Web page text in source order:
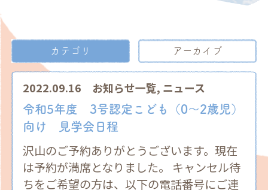
カテゴリ アーカイブ
2022.09.16 お知らせ一覧, ニュース
令和5年度 3号認定こども（0～2歳児）
向け 見学会日程
沢山のご予約ありがとうございます。現在
は予約が満席となりました。 キャンセル待
ちをご希望の方は、以下の電話番号にご連